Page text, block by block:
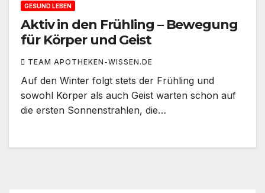
GESUND LEBEN
Aktiv in den Frühling – Bewegung
für Körper und Geist
TEAM APOTHEKEN-WISSEN.DE
Auf den Winter folgt stets der Frühling und
sowohl Körper als auch Geist warten schon auf
die ersten Sonnenstrahlen, die…